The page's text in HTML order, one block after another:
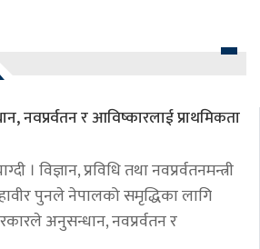
नवप्रर्वतन र आविष्कारलाई प्राथमिकता
। विज्ञान, प्रविधि तथा नवप्रर्वतनमन्त्री
पुनले नेपालको समृद्धिका लागि
अनुसन्धान, नवप्रर्वतन र